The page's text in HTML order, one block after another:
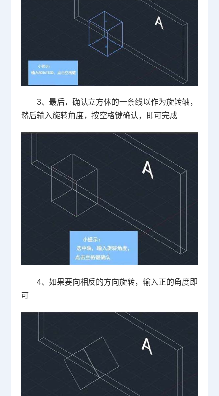
3、最后，确认立方体的一条线以作为旋转轴，
然后输入旋转角度，按空格键确认，即可完成
4、如果要向相反的方向旋转，输入正的角度即
可